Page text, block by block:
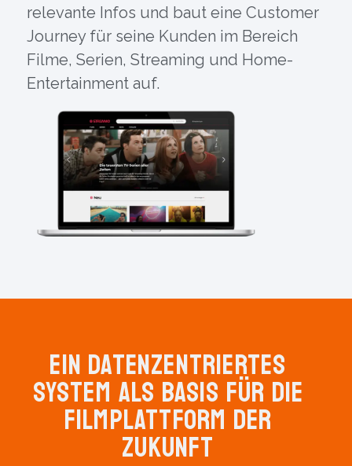
relevante Infos und baut eine Customer
Journey für seine Kunden im Bereich
Filme, Serien, Streaming und Home-
Entertainment auf.
Ein Datenzentriertes
System als Basis für die
Filmplattform der
Zukunft